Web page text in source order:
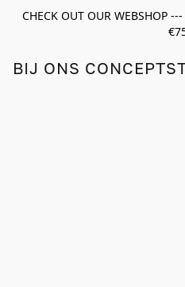
CHECK OUT OUR WEBSHOP
BIJ ONS